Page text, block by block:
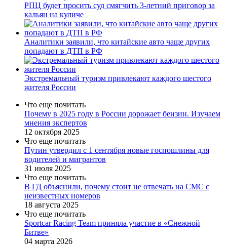
РПЦ будет просить суд смягчить 3-летний приговор за
кальян на куличе
Аналитики заявили, что китайские авто чаще других
попадают в ДТП в РФ
Экстремальный туризм привлекают каждого шестого
жителя России
Что еще почитать
Почему в 2025 году в России дорожает бензин. Изучаем
мнения экспертов
12 октября 2025
Что еще почитать
Путин утвердил с 1 сентября новые госпошлины для
водителей и мигрантов
31 июля 2025
Что еще почитать
В ГД объяснили, почему стоит не отвечать на СМС с
неизвестных номеров
18 августа 2025
Что еще почитать
Sportcar Racing Team приняла участие в «Снежной
Битве»
04 марта 2026